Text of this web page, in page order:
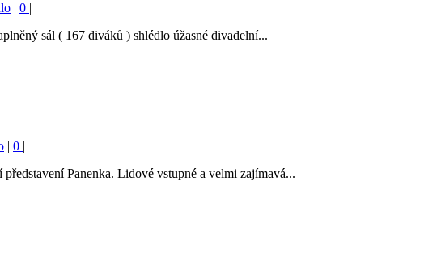
| 0 |
sál ( 167 diváků ) shlédlo úžasné divadelní...
| 0 |
Panenka. Lidové vstupné a velmi zajímavá...